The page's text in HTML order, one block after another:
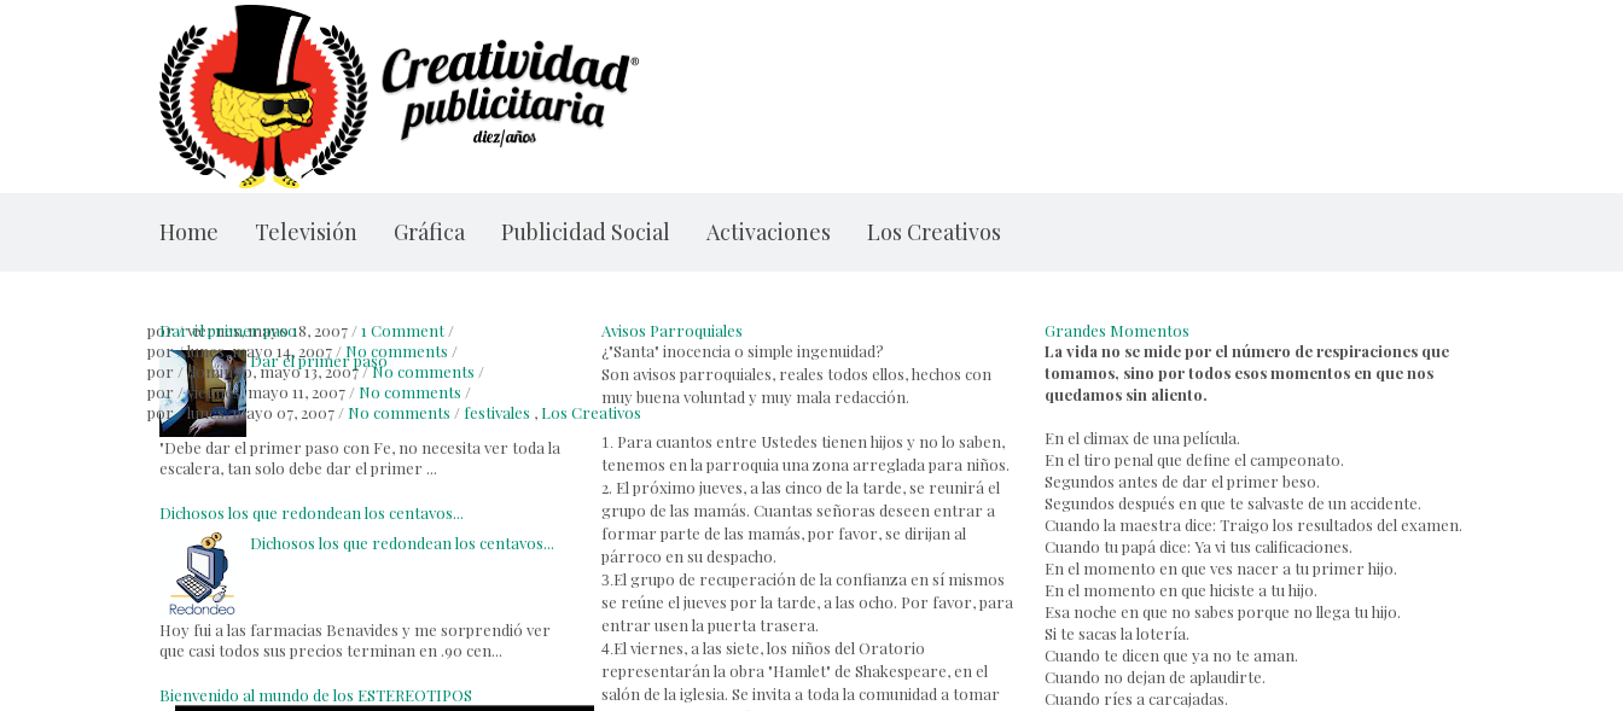
Home Televisión Gráfica Publicidad Social Activaciones Los Creativos
por/viernes, mayo 18, 2007 /1 Comment/
Dar el primer paso
Dar el primer paso
"Debe dar el primer paso con Fe, no necesita ver toda la
escalera, tan solo debe dar el primer ...
por/lunes, mayo 14, 2007 / No comments /
Avisos Parroquiales
¿"Santa" inocencia o simple ingenuidad?
Son avisos parroquiales, reales todos ellos, hechos con
muy buena voluntad y muy mala redacción.
1. Para cuantos entre Ustedes tienen hijos y no lo saben,
tenemos en la parroquia una zona arreglada para niños.
2. El próximo jueves, a las cinco de la tarde, se reunirá el
grupo de las mamás. Cuantas señoras deseen entrar a
formar parte de las mamás, por favor, se dirijan al
párroco en su despacho.
3.El grupo de recuperación de la confianza en sí mismos
se reúne el jueves por la tarde, a las ocho. Por favor, para
entrar usen la puerta trasera.
4.El viernes, a las siete, los niños del Oratorio
representarán la obra "Hamlet" de Shakespeare, en el
salón de la iglesia. Se invita a toda la comunidad a tomar
por /domingo, mayo 13, 2007/No comments /
Grandes Momentos
La vida no se mide por el número de respiraciones que
tomamos, sino por todos esos momentos en que nos
quedamos sin aliento.
En el climax de una película.
En el tiro penal que define el campeonato.
Segundos antes de dar el primer beso.
Segundos después en que te salvaste de un accidente.
Cuando la maestra dice: Traigo los resultados del examen.
Cuando tu papá dice: Ya vi tus calificaciones.
En el momento en que ves nacer a tu primer hijo.
En el momento en que hiciste a tu hijo.
Esa noche en que no sabes porque no llega tu hijo.
Si te sacas la lotería.
Cuando te dicen que ya no te aman.
Cuando no dejan de aplaudirte.
Cuando ríes a carcajadas.
por /viernes, mayo 11, 2007 / No comments /
Dichosos los que redondean los centavos...
Dichosos los que redondean los centavos...
Hoy fui a las farmacias Benavides y me sorprendió ver
que casi todos sus precios terminan en .90 cen...
por/lunes, mayo 07, 2007 / No comments / festivales , Los Creativos
Bienvenido al mundo de los ESTEREOTIPOS